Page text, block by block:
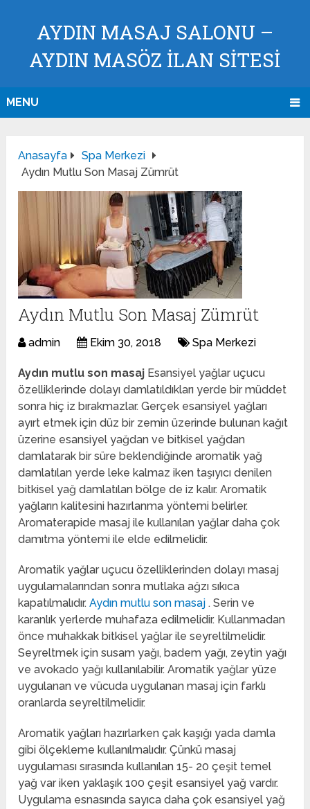
AYDIN MASAJ SALONU –
AYDIN MASÖZ İLAN SİTESİ
MENU
Anasayfa
Spa Merkezi
Aydın Mutlu Son Masaj Zümrüt
Aydın Mutlu Son Masaj Zümrüt
admin Ekim 30, 2018 Spa Merkezi
Aydın mutlu son masaj Esansiyel yağlar uçucu
özelliklerinde dolayı damlatıldıkları yerde bir müddet
sonra hiç iz bırakmazlar.Gerçek esansiyel yağları
ayırt etmek için düz bir zemin üzerinde bulunan kağıt
üzerine esansiyel yağdan ve bitkisel yağdan
damlatarak bir süre beklendiğinde aromatik yağ
damlatılan yerde leke kalmaz iken taşıyıcı denilen
bitkisel yağ damlatılan bölge de iz kalır. Aromatik
yağların kalitesini hazırlanma yöntemi belirler.
Aromaterapide masaj ile kullanılan yağlar daha çok
damıtma yöntemi ile elde edilmelidir.
Aromatik yağlar uçucu özelliklerinden dolayı masaj
uygulamalarından sonra mutlaka ağzı sıkıca
kapatılmalıdır.Aydın mutlu son masaj. Serin ve
karanlık yerlerde muhafaza edilmelidir. Kullanmadan
önce muhakkak bitkisel yağlar ile seyreltilmelidir.
Seyreltmek için susam yağı, badem yağı, zeytin yağı
ve avokado yağı kullanılabilir. Aromatik yağlar yüze
uygulanan ve vücuda uygulanan masaj için farklı
oranlarda seyreltilmelidir.
Aromatik yağları hazırlarken çak kaşığı yada damla
gibi ölçekleme kullanılmalıdır. Çünkü masaj
uygulaması sırasında kullanılan 15- 20 çeşit temel
yağ var iken yaklaşık 100 çeşit esansiyel yağ vardır.
Uygulama esnasında sayıca daha çok esansiyel yağ